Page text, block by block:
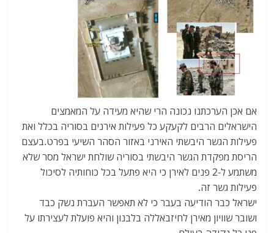
אם אכן הערכתנו נכונה הרי שהיא מעידה על המאמצים
הישראלים הרבים לקעקע כל פעילות אירנים בסוריה בכלל ואת
פעילות הגשר היבשתי האירני באזור הסהר השיעי בפרט.בעצם
הריסת מפקדת הגשר היבשתי בסוריה שולחת ישראל מסר שלא
משתמע ל-2 פנים לאירן כי היא פתעל בכל כוחותיה לסיכול
פעילות גשר זה.
ישראל כבר הודיעה בעבר כי לא תאפשר העברת נשק כבד
ושובר שוויון מאירן לחיזבאללה בלבנון והיא פועלת לעצירתו על